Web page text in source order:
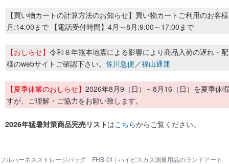
【買い物カートの計算方法のお知らせ】買い物カートご利用のお客
月:14:00まで 【電話受付時間】4月～8月:9:00～17:00まで
【おしらせ】 令和８年熊本地震による影響により商品入荷の遅れ・
様のwebサイトご確認下さい。 佐川急便／福山通運
【夏季休業のおしらせ】 2026年8月9（日）～8月16（日）を夏季休
すが、ご理解・ご協力をお願い致します。
2026年猛暑対策商品完売リストはこちらからご覧ください。
フルハーネスストレージバッグ FHB-01 | ハイビスカス測量用品のランドアート